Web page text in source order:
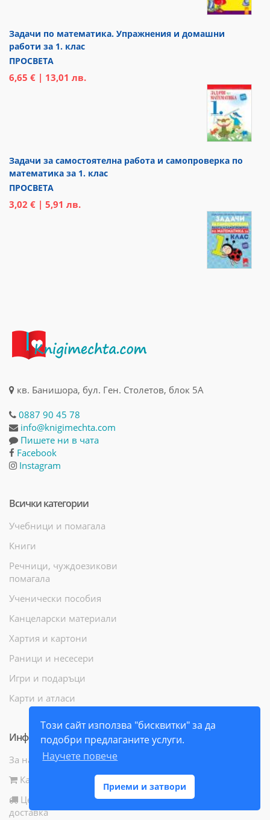
Този сайт използва "бисквитки" за да
подобри предлаганите услуги.
Научете повече
Приеми и затвори
Задачи по математика. Упражнения и домашни
работи за 1. клас
ПРОСВЕТА
6,65 € | 13,01 лв.
Задачи за самостоятелна работа и самопроверка по
математика за 1. клас
ПРОСВЕТА
3,02 € | 5,91 лв.
кв. Банишора, бул. Ген. Столетов, блок 5А
0887 90 45 78
info@knigimechta.com
Пишете ни в чата
Facebook
Instagram
Всички категории
Учебници и помагала
Книги
Речници, чуждоезикови
помагала
Ученически пособия
Канцеларски материали
Хартия и картони
Раници и несесери
Игри и подаръци
Карти и атласи
Информация
За нас
Как да поръчам
Цени и начини за
доставка